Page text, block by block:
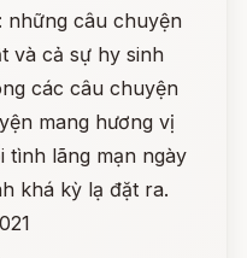
những câu chuyện
và cả sự hy sinh
các câu chuyện
mang hương vị
tình lãng mạn ngày
khá kỳ lạ đặt ra.